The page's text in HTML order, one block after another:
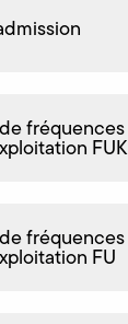
fréquences
FUK
fréquences
FU